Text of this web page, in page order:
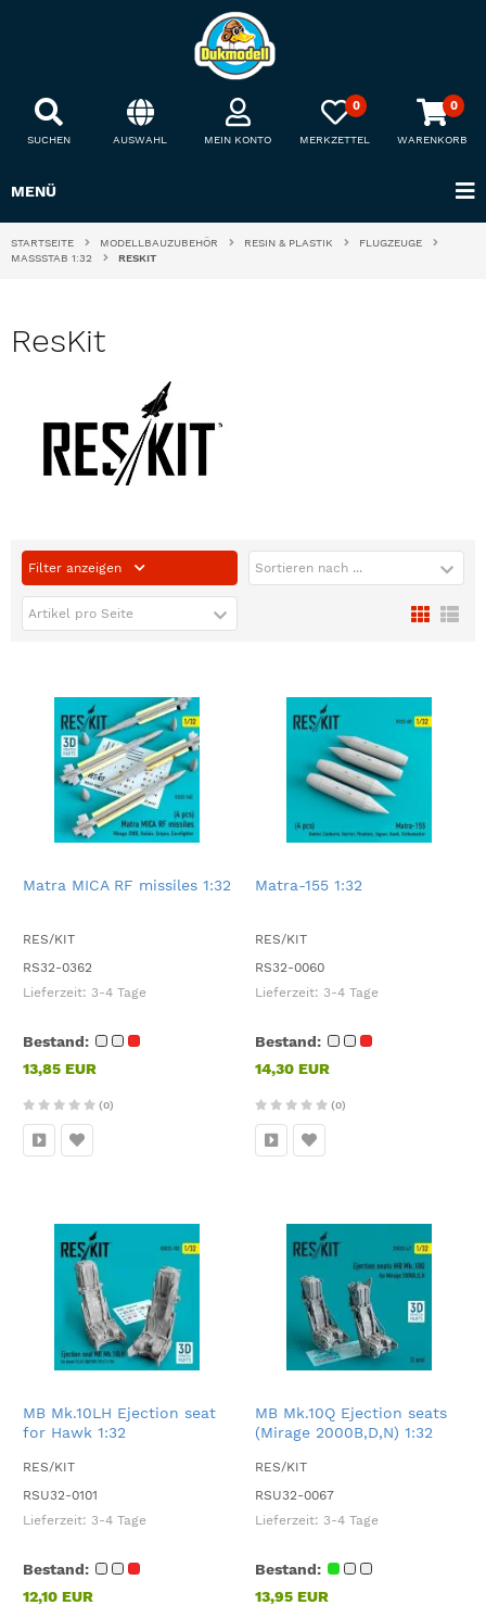
SUCHEN AUSWAHL MEIN KONTO
0
MERKZETTEL
0
WARENKORB
MENÜ
STARTSEITE MODELLBAUZUBEHÖR RESIN & PLASTIK
FLUGZEUGE
MASSSTAB 1:32
RESKIT
ResKit
Filter anzeigen Sortieren nach ...
Artikel pro Seite
Matra MICA RF missiles 1:32
RES/KIT
RS32-0362
Lieferzeit: 3-4 Tage
Bestand:
13,85 EUR
(0)
Matra-155 1:32
RES/KIT
RS32-0060
Lieferzeit: 3-4 Tage
Bestand:
14,30 EUR
(0)
MB Mk.10LH Ejection seat
for Hawk 1:32
RES/KIT
RSU32-0101
Lieferzeit: 3-4 Tage
Bestand:
12,10 EUR
MB Mk.10Q Ejection seats
(Mirage 2000B,D,N) 1:32
RES/KIT
RSU32-0067
Lieferzeit: 3-4 Tage
Bestand:
13,95 EUR